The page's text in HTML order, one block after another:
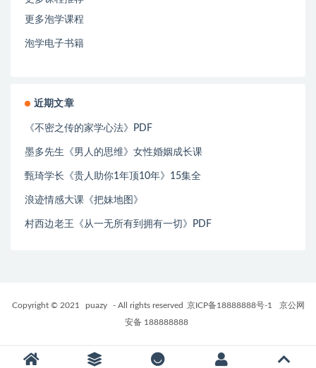
更多泡学课程
泡学电子书籍
近期文章
《不密之传的家学心法》PDF
墨多先生《男人的思维》女性婚姻成长课
甄琦学长《贵人助你1年顶10年》15集全
浪迹情感大课《把妹地图》
村西边老王《从一无所有到拥有一切》PDF
Copyright © 2021 puazy - All rights reserved 京ICP备18888888号-1
京公网
安备 188888888